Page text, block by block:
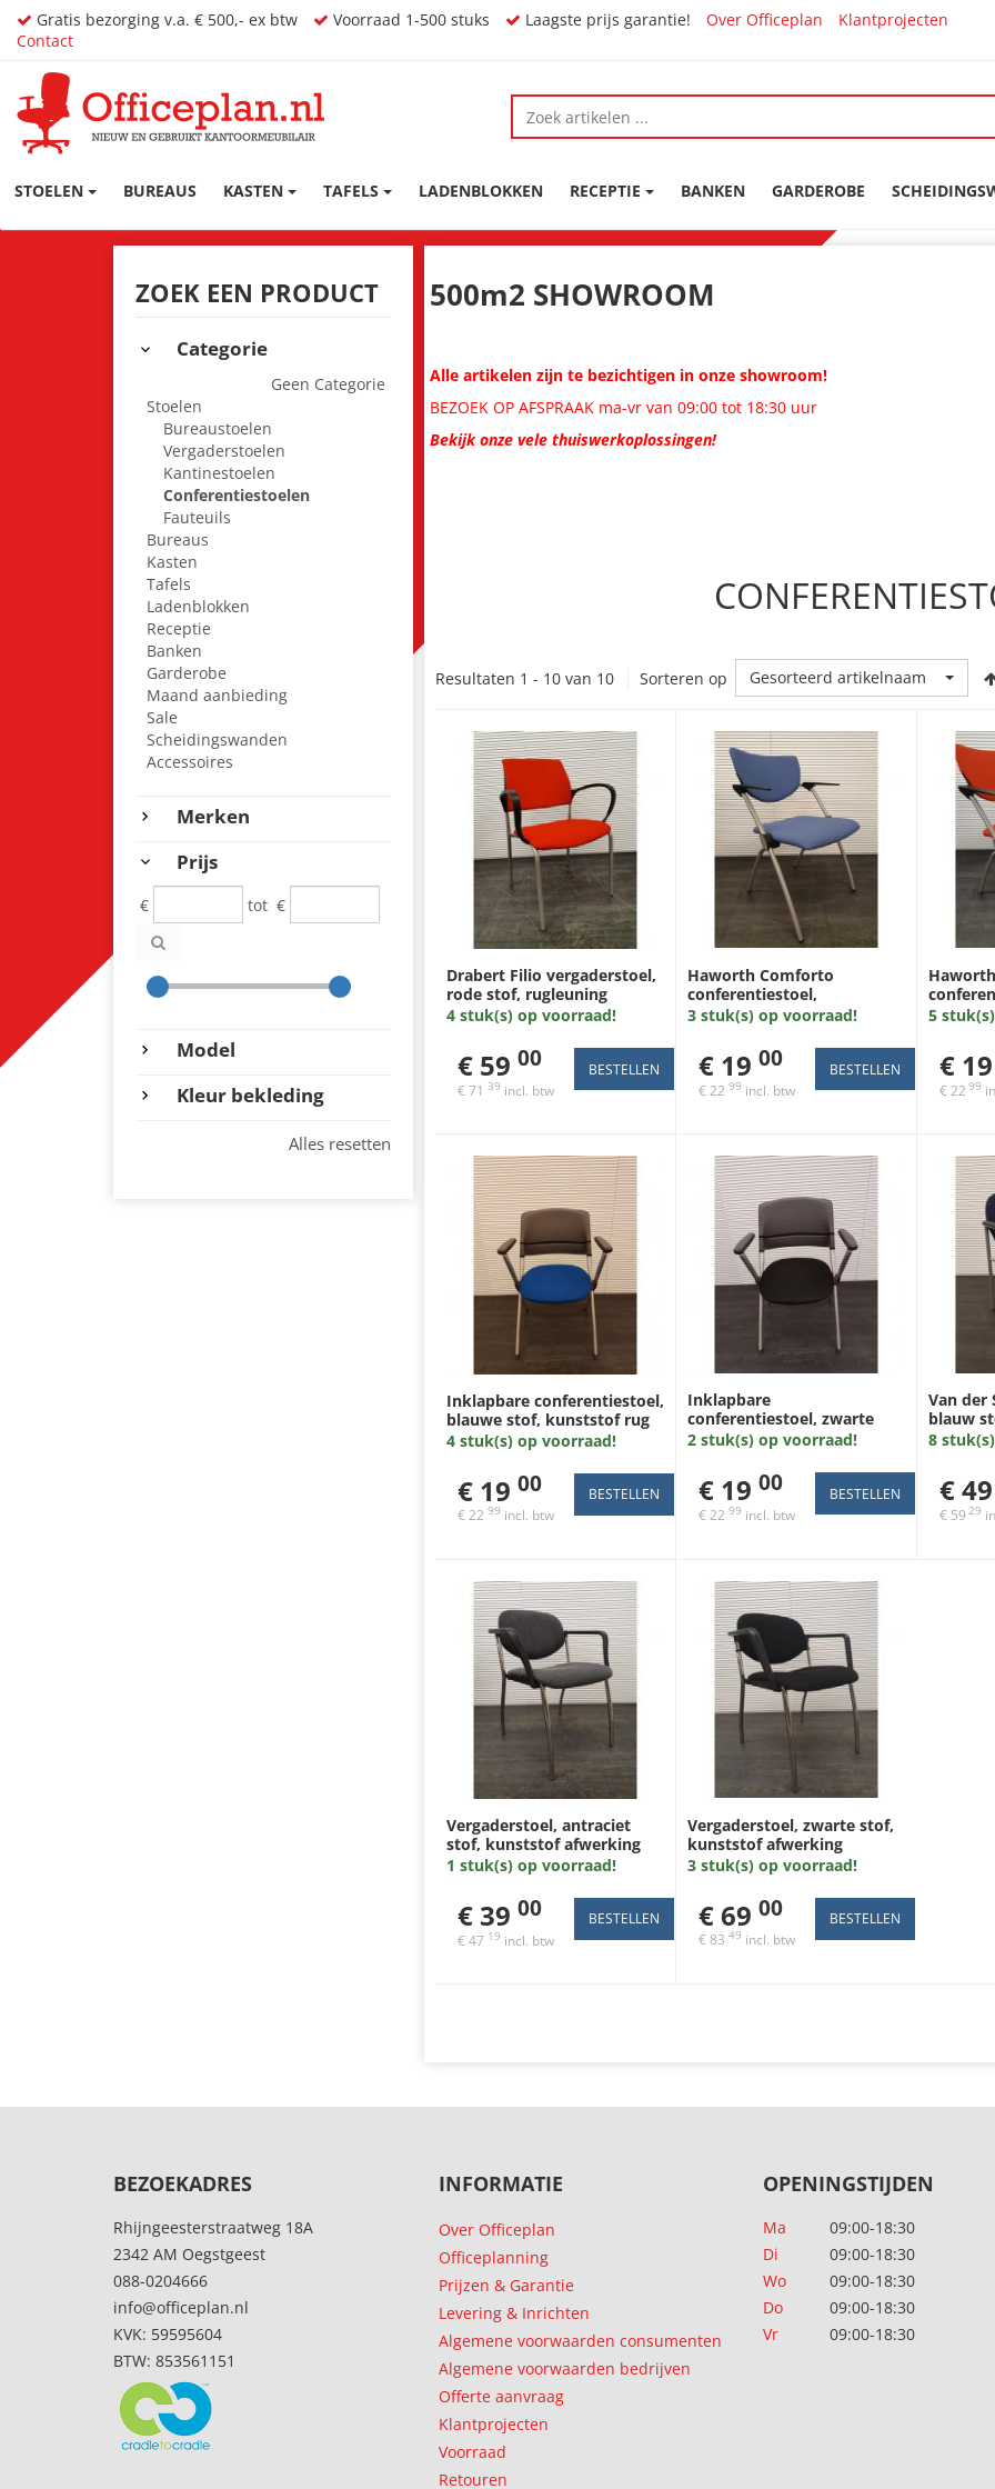
Gratis bezorging v.a. € 500,- ex btw Voorraad 1-500 stuks Laagste prijs garantie! Over Officeplan
Klantprojecten
Contact
STOELEN BUREAUS KASTEN TAFELS LADENBLOKKEN RECEPTIE BANKEN GARDEROBE
500m2 SHOWROOM
Alle artikelen zijn te bezichtigen in onze showroom!
BEZOEK OP AFSPRAAK ma-vr van 09:00 tot 18:30 uur
Bekijk onze vele thuiswerkoplossingen!
Resultaten 1 - 10 van 10 Sorteren op Gesorteerd artikelnaam
Drabert Filio vergaderstoel,
rode stof, rugleuning
binnenkant stof en
armleuning kunststof,
zilvergrijs 4 poot.
4 stuk(s) op voorraad!
€ 59 00
€ 71 39 incl. btw
Haworth Comforto
conferentiestoel,
lichtblauwe stof, aluminium
3 stuk(s) op voorraad!
€ 19 00
€ 22 99 incl. btw
stof,
5
€ 19
€ 22 99
Inklapbare conferentiestoel,
blauwe stof, kunststof rug
en armleuning, aluminium
4 stuk(s) op voorraad!
€ 19 00
€ 22 99 incl. btw
Inklapbare
conferentiestoel, zwarte
stof, kunststof rug en
2 stuk(s) op voorraad!
€ 19 00
€ 22 99 incl. btw
Van der
blauw
8
€ 49
€ 59 29
Vergaderstoel, antraciet
stof, kunststof afwerking
armleuning, chroom 4 poot
1 stuk(s) op voorraad!
€ 39 00
€ 47 19 incl. btw
Vergaderstoel, zwarte stof,
kunststof afwerking
armleuning, chroom 4 poot
3 stuk(s) op voorraad!
€ 69 00
€ 83 49 incl. btw
ZOEK EEN PRODUCT
Categorie
Geen Categorie
Stoelen
Bureaustoelen
Vergaderstoelen
Kantinestoelen
Conferentiestoelen
Fauteuils
Bureaus
Kasten
Tafels
Ladenblokken
Receptie
Banken
Garderobe
Maand aanbieding
Sale
Scheidingswanden
Accessoires
Merken
Prijs
€ tot €
Model
Kleur bekleding
Alles resetten
BEZOEKADRES
Rhijngeesterstraatweg 18A
2342 AM Oegstgeest
088-0204666
info@officeplan.nl
KVK: 59595604
BTW: 853561151
INFORMATIE
Over Officeplan
Officeplanning
Prijzen & Garantie
Levering & Inrichten
Algemene voorwaarden consumenten
Algemene voorwaarden bedrijven
Offerte aanvraag
Klantprojecten
Voorraad
Retouren
OPENINGSTIJDEN
Ma
09:00-18:30
Di
09:00-18:30
Wo
09:00-18:30
Do
09:00-18:30
Vr
09:00-18:30